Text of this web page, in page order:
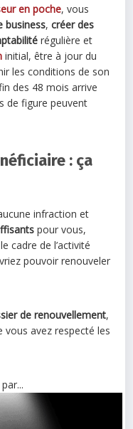
en poche, vous
business,créer des
régulière et
initial, être à jour du
les conditions de son
des 48 mois arrive
de figure peuvent
: ça
infraction et
pour vous,
cadre de l’activité
pouvoir renouveler
de renouvellement,
vous avez respecté les